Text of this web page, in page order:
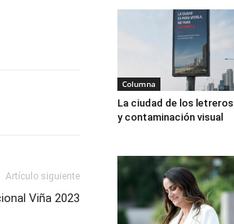
Artículo siguiente
Viña 2023
Columna
La ciudad de los letreros
y contaminación visual